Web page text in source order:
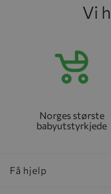
Vi
Norges største
babyutstyrkjede
Få hjelp